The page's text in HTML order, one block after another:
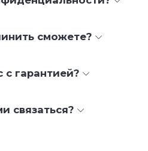
сможете?
с гарантией?
связаться?